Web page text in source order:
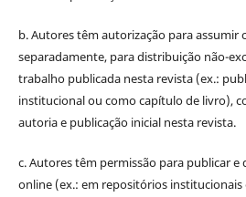
b. Autores têm autorização para assumir
separadamente, para distribuição não-
trabalho publicada nesta revista (ex.:
institucional ou como capítulo de livro),
autoria e publicação inicial nesta revista.
c. Autores têm permissão para publicar
online (ex.: em repositórios institucionais